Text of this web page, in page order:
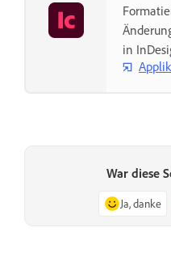
in
War diese
Ja, danke